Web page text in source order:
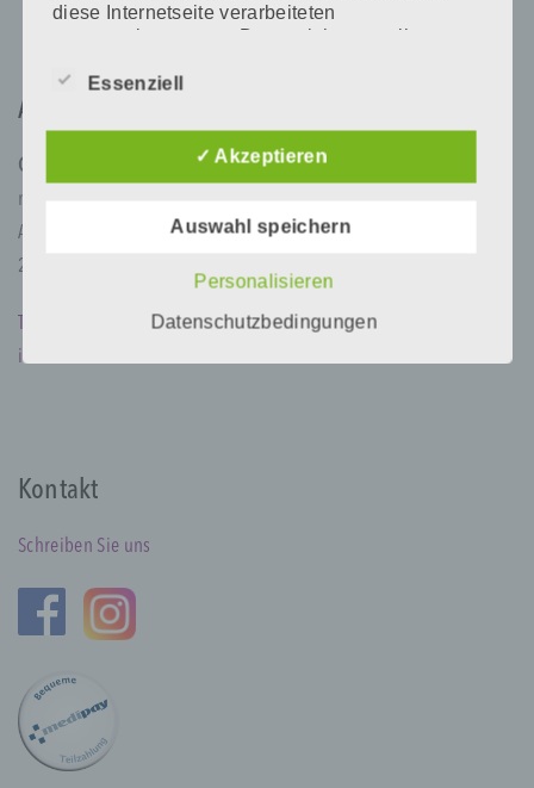
Adresse
Contur Line
med ästhetik institut GmbH
Alexanderstr. 125
26121 Oldenburg
info@contur-line.de
Kontakt
Schreiben Sie uns
diese Internetseite verarbeiteten
personenbezogenen Daten sicherzustellen.
Datenübertragungen grundsätzlich
absoluter Schutz nicht gewährleistet werden
kann. Aus diesem Grund steht es jeder
betroffenen Person frei, personenbezogene
beispielsweise telefonisch, an uns zu
Datenschutzerklärung soll sowohl für die
Öffentlichkeit als auch für unsere Kunden und
verständlich sein. Um dies zu gewährleisten,
Begrifflichkeiten erläutern.
Wir verwenden in dieser Datenschutzerklärung
a) personenbezogene Daten
Essenziell
✓ Akzeptieren
Auswahl speichern
Personalisieren
Datenschutzbedingungen